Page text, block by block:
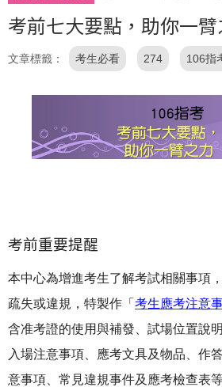
考前七大要點，助你一臂
文章標籤 考生必看 274 106指
考前重要提醒
本中心為增進考生了解考試相關事項
疏失或違規，特製作「 考生應考注意
含准考證的使用與補發、試場位置說
入場注意事項、應考文具及物品、作
意事項、常見違規事件及應考檢查表